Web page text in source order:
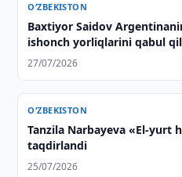
O‘ZBEKISTON
Baxtiyor Saidov
ishonch yorliqlarini qabul
27/07/2026
O‘ZBEKISTON
Tanzila Narbayeva «El-yurt
taqdirlandi
25/07/2026